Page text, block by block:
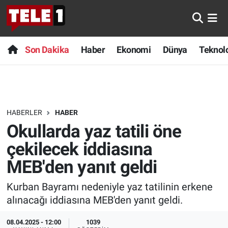
Son Dakika Haber Ekonomi Dünya
HABERLER HABER
Okullarda yaz tatili öne
çekilecek iddiasına
MEB'den yanıt geldi
Kurban Bayramı nedeniyle yaz tatilinin erkene
alınacağı iddiasına MEB'den yanıt geldi.
08.04.2025 - 12:00 1039
Anında Manşet
Başka Sohbetler
Bilim turu
Bilim ve Teknoloji Evreni
Doğa Konuşuyor
Dünya
Ege Saati
Son Dakika
Haber
Dünya
Teknoloji
Sağlık
Spor
Yayın Akışı
Nöbetçi Eczaneler
Hava Durumu
Trafik Durumu
Süper Lig Puan Durumu ve Fikstür
Tüm Manşetler
Son Dakika Haberleri
Haber Arşivi